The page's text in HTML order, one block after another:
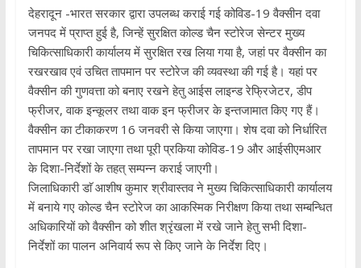
देहरादून -भारत सरकार द्वारा उपलब्ध कराई गई कोविड-19 वैक्सीन दवा
जनपद में प्राप्त हुई है, जिन्हें सुरक्षित कोल्ड चैन स्टोरेज सेन्टर मुख्य
चिकित्साधिकारी कार्यालय में सुरक्षित रख लिया गया है, जहां पर वैक्सीन का
रखरखाव एवं उचित तापमान पर स्टोरेज की व्यवस्था की गई है। यहां पर
वैक्सीन की गुणवत्ता को बनाए रखने हेतु आईस लाइन्ड रेफ्रिजेटर, डीप
फ्रीजर, वाक इन्कूलर तथा वाक इन फ्रीजर के इन्तजामात किए गए हैं।
वैक्सीन का टीकाकरण 16 जनवरी से किया जाएगा। शेष दवा को निर्धारित
तापमान पर रखा जाएगा तथा पूरी प्रकिया कोविड-19 और आईसीएमआर
के दिशा-निर्देशों के तहत् सम्पन्न कराई जाएगी।
जिलाधिकारी डाॅ आशीष कुमार श्रीवास्तव ने मुख्य चिकित्साधिकारी कार्यालय
में बनाये गए कोल्ड चैन स्टोरेज का आकस्मिक निरीक्षण किया तथा सम्बन्धित
अधिकारियों को वैक्सीन को शीत श्रृंखला में रखे जाने हेतु सभी दिशा-
निर्देशों का पालन अनिवार्य रूप से किए जाने के निर्देश दिए।